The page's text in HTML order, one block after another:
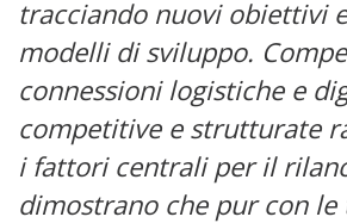
tracciando nuovi obiettivi
modelli di sviluppo.
connessioni logistiche e
competitive e strutturate
i fattori centrali per il
dimostrano che pur con le